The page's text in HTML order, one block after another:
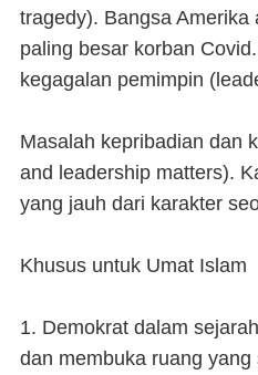
tragedy). Bangsa Amerika
paling besar korban
kegagalan pemimpin
Masalah kepribadian dan
and leadership matters).
yang jauh dari karakter
Khusus untuk Umat Islam
1. Demokrat dalam
dan membuka ruang